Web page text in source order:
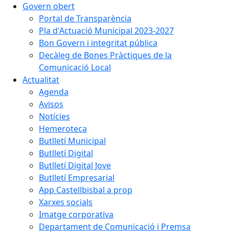
Govern obert
Portal de Transparència
Pla d'Actuació Municipal 2023-2027
Bon Govern i integritat pública
Decàleg de Bones Pràctiques de la
Comunicació Local
Actualitat
Agenda
Avisos
Notícies
Hemeroteca
Butlletí Municipal
Butlletí Digital
Butlletí Digital Jove
Butlletí Empresarial
App Castellbisbal a prop
Xarxes socials
Imatge corporativa
Departament de Comunicació i Premsa